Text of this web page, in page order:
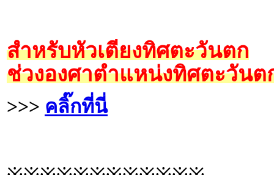
สำหรับหัวเตียงทิศตะวันตก
ช่วงองศาตำแหน่งทิศตะวันต
>>> คลิ๊กที่นี่